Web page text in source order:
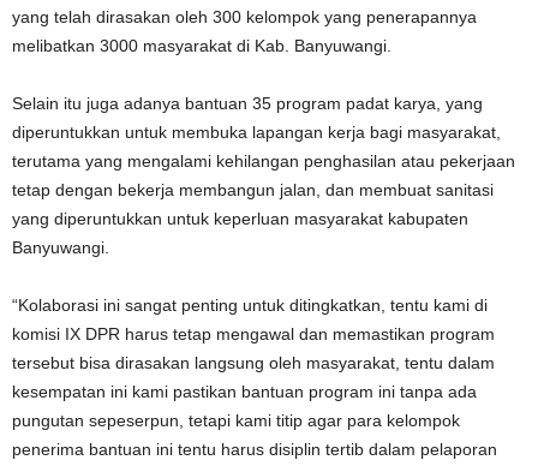
yang telah dirasakan oleh 300 kelompok yang penerapannya
melibatkan 3000 masyarakat di Kab. Banyuwangi.
Selain itu juga adanya bantuan 35 program padat karya, yang
diperuntukkan untuk membuka lapangan kerja bagi masyarakat,
terutama yang mengalami kehilangan penghasilan atau pekerjaan
tetap dengan bekerja membangun jalan, dan membuat sanitasi
yang diperuntukkan untuk keperluan masyarakat kabupaten
Banyuwangi.
“Kolaborasi ini sangat penting untuk ditingkatkan, tentu kami di
komisi IX DPR harus tetap mengawal dan memastikan program
tersebut bisa dirasakan langsung oleh masyarakat, tentu dalam
kesempatan ini kami pastikan bantuan program ini tanpa ada
pungutan sepeserpun, tetapi kami titip agar para kelompok
penerima bantuan ini tentu harus disiplin tertib dalam pelaporan